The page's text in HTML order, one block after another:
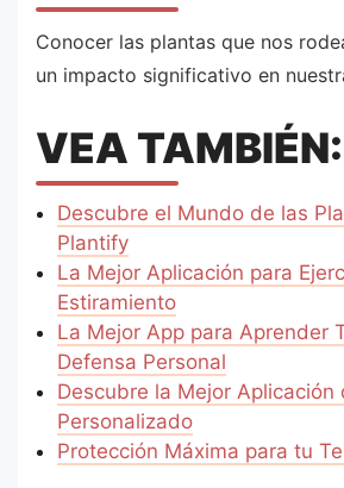
Conocer las plantas que nos
un impacto significativo en
VEA TAMBIÉN:
Descubre el Mundo de las
Plantify
La Mejor Aplicación para
Estiramiento
La Mejor App para Aprender
Defensa Personal
Descubre la Mejor Aplicación
Personalizado
Protección Máxima para tu